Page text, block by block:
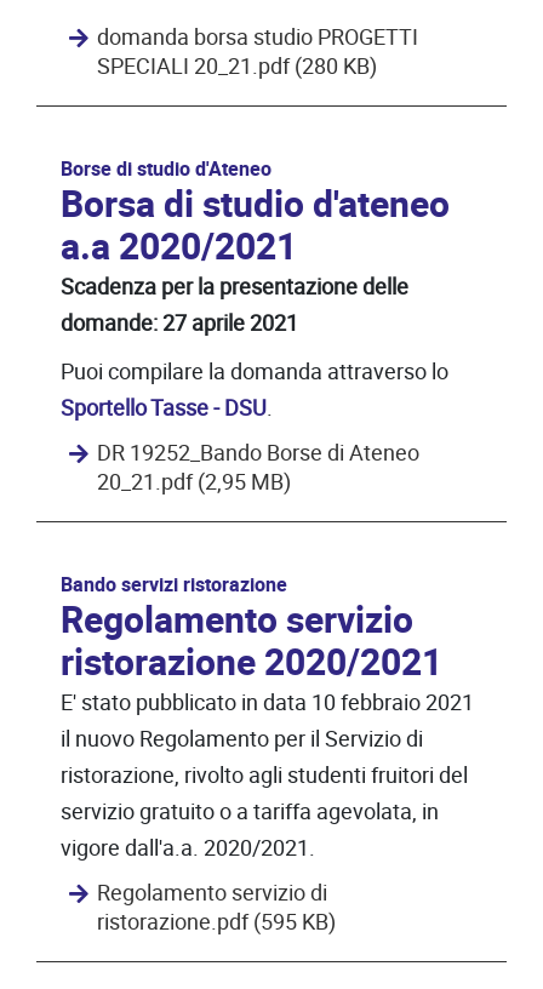
domanda borsa studio PROGETTI
SPECIALI 20_21.pdf (280 KB)
Borse di studio d'Ateneo
Borsa di studio d'ateneo
a.a 2020/2021
Scadenza per la presentazione delle
domande: 27 aprile 2021
Puoi compilare la domanda attraverso lo
Sportello Tasse - DSU.
DR 19252_Bando Borse di Ateneo
20_21.pdf (2,95 MB)
Bando servizi ristorazione
Regolamento servizio
ristorazione 2020/2021
E' stato pubblicato in data 10 febbraio 2021
il nuovo Regolamento per il Servizio di
ristorazione, rivolto agli studenti fruitori del
servizio gratuito o a tariffa agevolata, in
vigore dall'a.a. 2020/2021.
Regolamento servizio di
ristorazione.pdf (595 KB)